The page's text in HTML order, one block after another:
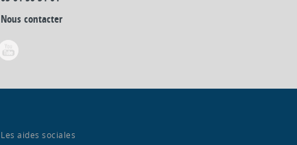
Nous contacter
Les aides sociales